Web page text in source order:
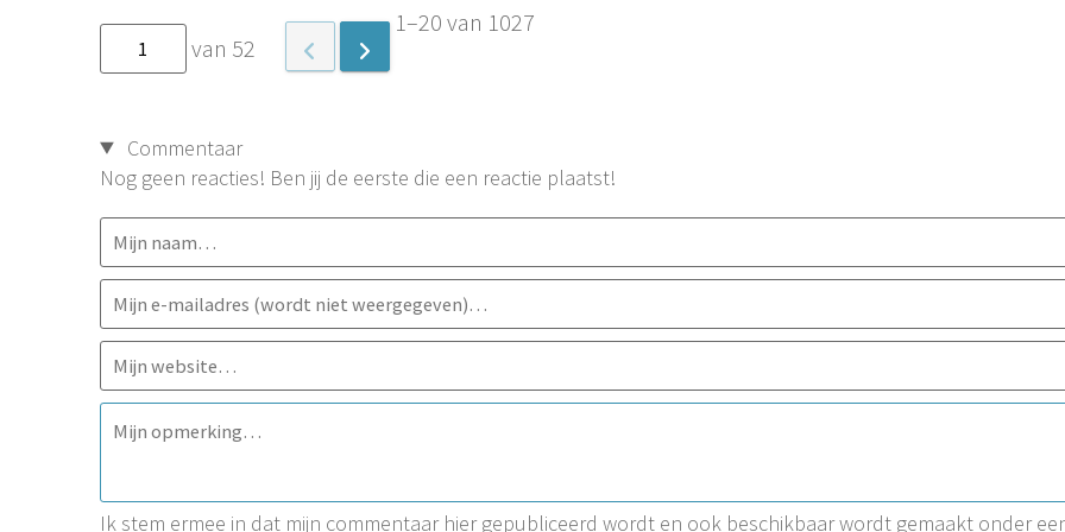
van 52
1–20 van 1027
Commentaar
Nog geen reacties! Ben jij de eerste die een reactie plaatst!
Ik stem ermee in dat mijn commentaar hier gepubliceerd wordt en ook beschikbaar wordt gemaakt onder